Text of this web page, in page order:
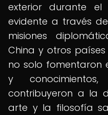
exterior durante el
evidente a través
misiones
China y otros países
no solo fomentaron
y
contribuyeron a la
arte y la filosofía